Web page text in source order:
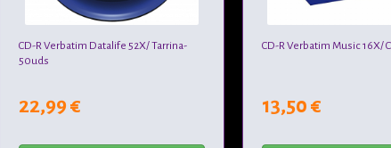
CD-R Verbatim Datalife 52X/ Tarrina-
50uds
22,99 €
CD-R Verbatim Music 16X/
13,50 €